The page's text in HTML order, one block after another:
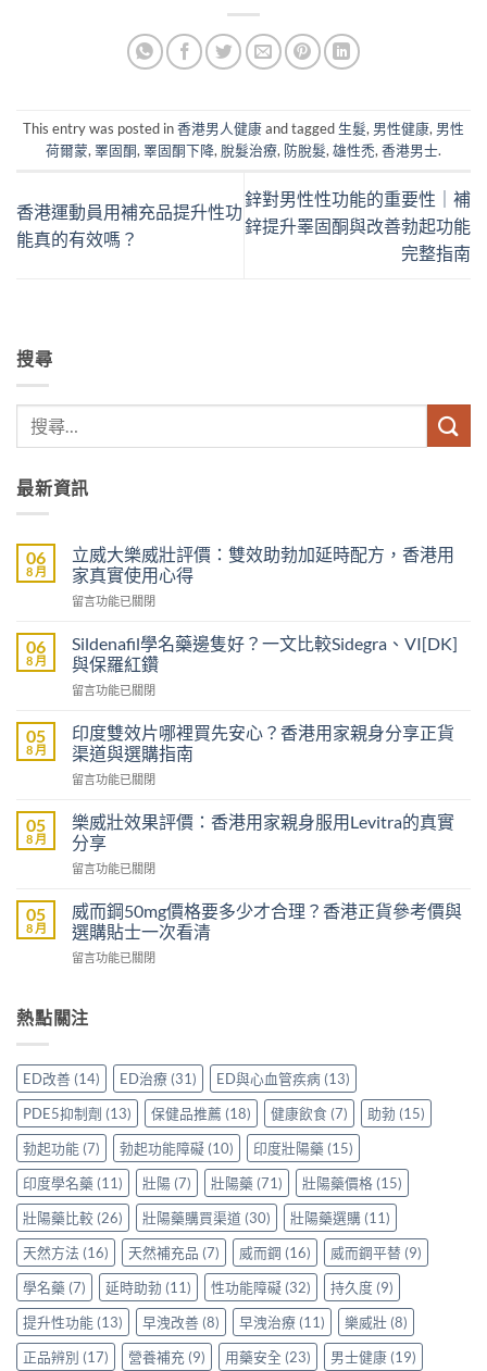
This entry was posted in香港男人健康and tagged生髮, 男性健康, 男性
荷爾蒙, 睪固酮, 睪固酮下降, 脫髮治療, 防脫髮, 雄性禿, 香港男士.
香港運動員用補充品提升性功
能真的有效嗎？
鋅對男性性功能的重要性｜補
鋅提升睪固酮與改善勃起功能
完整指南
搜尋
最新資訊
06
8 月
立威大樂威壯評價：雙效助勃加延時配方，香港用
家真實使用心得
在
威
大
樂
威
評
價：
雙
效
勃
加
時
方，
香
港
真
實
用
心
得〉
中
留言功能已關閉
06
8 月
Sildenafil學名藥邊隻好？一文比較Sidegra、VI[DK]
與保羅紅鑽
在
學
名
藥
邊
好？
一
文
比
Sidegra、
VI[DK]
保
鑽〉
留言功能已關閉
05
8 月
印度雙效片哪裡買先安心？香港用家親身分享正貨
渠道與選購指南
在
度
雙
效
片
裡
買
先
安
港
親
身
分
享
正
貨
渠
道
與
選
購
指
南〉
中
留言功能已關閉
05
8 月
樂威壯效果評價：香港用家親身服用Levitra的真實
分享
在
威
壯
效
果
香
家
親
身
服
用
Levitra
的
真
實
分
享〉
中
留言功能已關閉
05
8 月
威而鋼50mg價格要多少才合理？香港正貨參考價與
選購貼士一次看清
在
鋼
50mg
格
要
多
少
才
合
理？
香
港
正
貨
參
考
價
與
選
購
留言功能已關閉
熱點關注
ED改善 (14) ED治療 (31) ED與心血管疾病 (13)
PDE5抑制劑 (13) 保健品推薦 (18) 健康飲食 (7) 助勃 (15)
勃起功能 (7) 勃起功能障礙 (10) 印度壯陽藥 (15)
印度學名藥 (11) 壯陽 (7) 壯陽藥 (71) 壯陽藥價格 (15)
壯陽藥比較 (26) 壯陽藥購買渠道 (30) 壯陽藥選購 (11)
天然方法 (16) 天然補充品 (7) 威而鋼 (16) 威而鋼平替 (9)
學名藥 (7) 延時助勃 (11) 性功能障礙 (32) 持久度 (9)
提升性功能 (13) 早洩改善 (8) 早洩治療 (11) 樂威壯 (8)
正品辨別 (17) 營養補充 (9) 用藥安全 (23) 男士健康 (19)